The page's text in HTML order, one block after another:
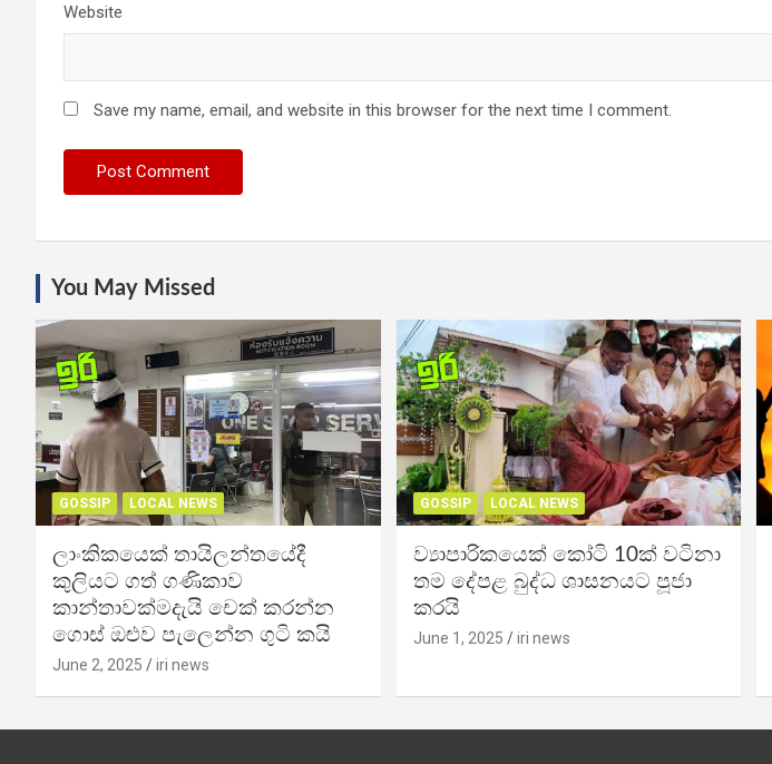
Website
Save my name, email, and website in this browser for the next time I comment.
You May Missed
GOSSIP LOCAL NEWS
ලාංකිකයෙක් තායිලන්තයේදී
කුලියට ගත් ගණිකාව
කාන්තාවක්මදැයි චෙක් කරන්න
ගොස් ඔළුව පැලෙන්න ගුටි කයි
June 2, 2025 iri news
GOSSIP LOCAL NEWS
ව්‍යාපාරිකයෙක් කෝටි 10ක් වටිනා
තම දේපළ බුද්ධ ශාසනයට පූජා
කරයි
June 1, 2025 iri news